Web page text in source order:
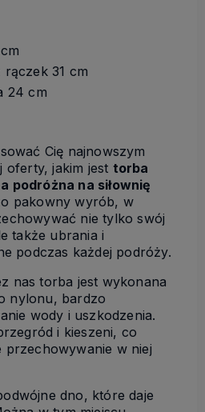
31 cm
24 cm
Cię najnowszym
oferty, jakim jest torba
podróżna na siłownię
pakowny wyrób, w
nie tylko swój
także ubrania i
podczas każdej podróży.
nas torba jest wykonana
nylonu, bardzo
wody i uszkodzenia.
i kieszeni, co
przechowywanie w niej
dno, które daje